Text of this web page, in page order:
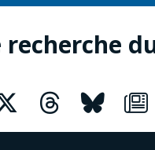
recherche